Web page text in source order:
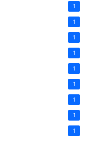
1
1
1
1
1
1
1
1
1